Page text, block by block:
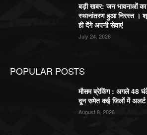
बड़ी खबर: जन भावनाओं का
स्थानांतरण हुआ निरस्त ।
ही देंगे अपनी सेवाएं
July 24, 2026
POPULAR POSTS
मौसम ब्रेकिंग : अगले 48 घंटे
दून समेत कई जिलों में अलर्ट
August 8, 2026